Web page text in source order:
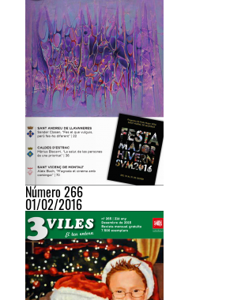
Número 266
01/02/2016